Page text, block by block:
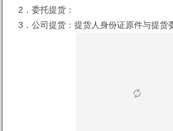
2．委托提货：
3．公司提货：提货人身份证原件与提货